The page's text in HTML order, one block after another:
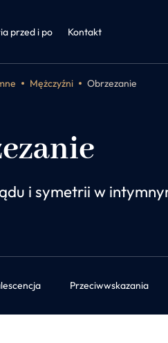
przed i po Kontakt
Mężczyźni Obrzezanie
i symetrii w
Przeciwwskazania